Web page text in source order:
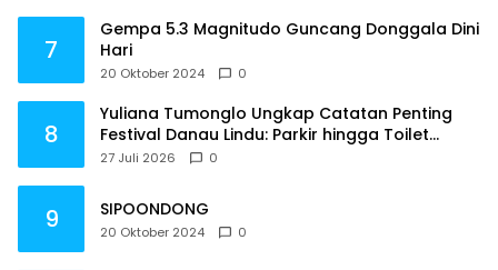
7
Gempa 5.3 Magnitudo Guncang Donggala Dini
Hari
20 Oktober 2024 0
8
Yuliana Tumonglo Ungkap Catatan Penting
Festival Danau Lindu: Parkir hingga Toilet
Harus Jadi Prioritas
27 Juli 2026 0
9 SIPOONDONG
20 Oktober 2024 0